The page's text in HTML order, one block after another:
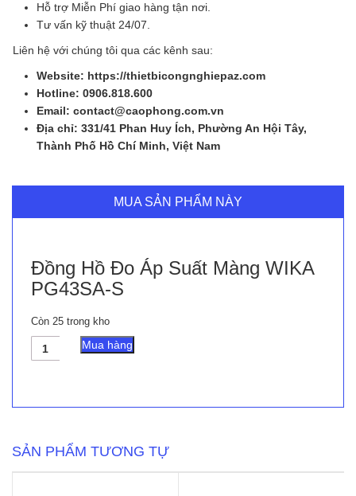
Hỗ trợ Miễn Phí giao hàng tận nơi.
Tư vấn kỹ thuật 24/07.
Liên hệ với chúng tôi qua các kênh sau:
Website: https://thietbicongnghiepaz.com
Hotline: 0906.818.600
Email: contact@caophong.com.vn
Địa chỉ: 331/41 Phan Huy Ích, Phường An Hội Tây,
Thành Phố Hồ Chí Minh, Việt Nam
MUA SẢN PHẨM NÀY
Đồng Hồ Đo Áp Suất Màng WIKA
PG43SA-S
Còn 25 trong kho
Đồng
Hồ
PG43SA-
S
số
Mua hàng
SẢN PHẨM TƯƠNG TỰ